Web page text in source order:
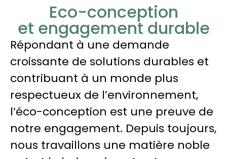
Eco-conception
et engagement durable
Répondant à une demande
croissante de solutions durables et
contribuant à un monde plus
respectueux de l’environnement,
l’éco-conception est une preuve de
notre engagement. Depuis toujours,
nous travaillons une matière noble